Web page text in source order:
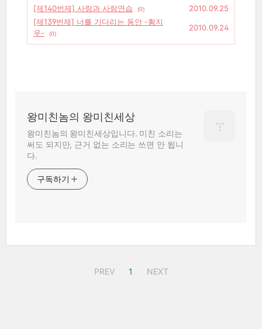
[제140번제] 사랑과 사랑연습
(0)
2010.09.25
[제139번제] 너를 기다리는 동안 -황지
우-
(0)
2010.09.24
왕미친놈의 왕미친세상
왕미친놈의 왕미친세상입니다. 미친 소리는
써도 되지만, 근거 없는 소리는 쓰면 안 됩니
다.
구독하기
PREV 1 NEXT